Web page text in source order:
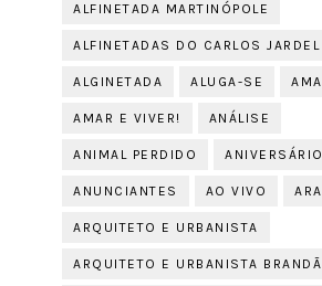
ALFINETADA MARTINÓPOLE
ALFINETADAS DO CARLOS JARDEL
ALGINETADA ALUGA-SE
AMAR E VIVER! ANÁLISE
ANIMAL PERDIDO ANIVERSÁRIO
ANUNCIANTES AO VIVO
ARQUITETO E URBANISTA
ARQUITETO E URBANISTA